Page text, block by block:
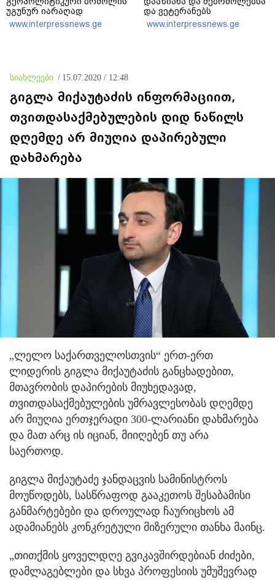
უგუნურ იარაღად
გამოიყენა იმ მომენტში,
როდესაც ეს მისთვის
www.interpressnews.ge
და ვეტერანებს
შეურაცხყოფა მიაყენა
www.interpressnews.ge
სიახლეები / 15.07.2020 / 12:48
გიგლა მიქაუტაძის ინფორმაციით,
თვითდასაქმებულების დიდ ნაწილს
დღემდე არ მიუღია დაპირებული
დახმარება
„ლელო საქართველოსთვის“ ერთ-ერთ
ლიდერის გიგლა მიქაუტაძის განცხადებით,
მთავრობის დაპირების მიუხედავად,
თვითდასაქმებულების უმრავლესობას დღემდე
არ მიუღია ერთჯერადი 300-ლარიანი დახმარება
და მათ არც ის იციან, მიიღებენ თუ არა
საერთოდ.
გიგლა მიქაუტაძე ჯანდაცვის სამინისტროს
მოუწოდებს, სასწრაფოდ გააკეთოს შესაბამისი
განმარტებები და დროულად ჩაურიცხოს ამ
ადამიანებს კონკრეტული მიზერული თანხა მაინც.
„თითქმის ყოველდღე გვიკავშირდებიან ძიძები,
დამლაგებლები და სხვა პროფესიის უმუშევრად